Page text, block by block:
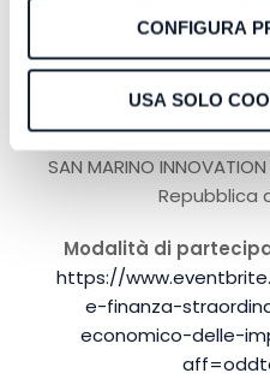
CONFIGURA
USA SOLO
UNIVERSITA’ DEGLI
In
SAN MARINO
Repubblica
Modalità di
https://
e-finanza-
economico-delle-